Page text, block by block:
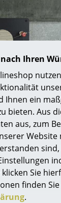
Ihren
Ihnen ein
bieten. Aus
aus, zum
Website
sind,
Sie
finden
.